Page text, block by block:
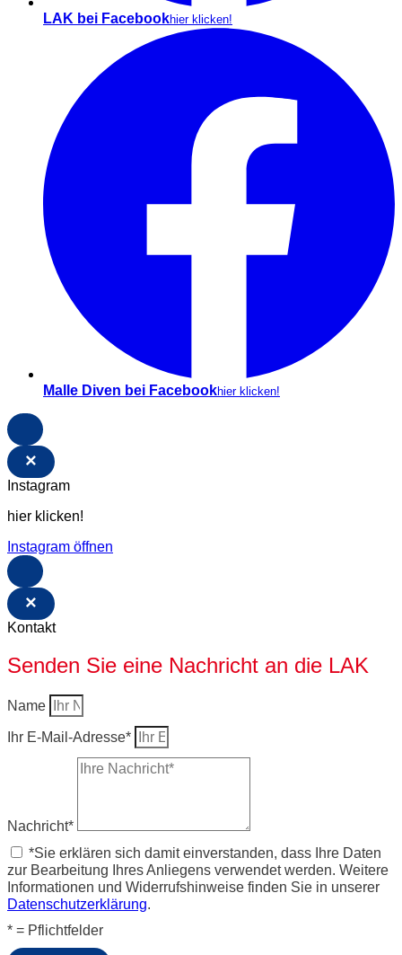
LAK bei Facebookhier klicken!
Malle Diven bei Facebookhier klicken!
×
Instagram
hier klicken!
Instagram öffnen
×
Kontakt
Senden Sie eine Nachricht an die LAK
Name
Ihr E-Mail-Adresse*
Nachricht*
*Sie erklären sich damit einverstanden, dass Ihre Daten
zur Bearbeitung Ihres Anliegens verwendet werden. Weitere
Informationen und Widerrufshinweise finden Sie in unserer
Datenschutzerklärung.
* = Pflichtfelder